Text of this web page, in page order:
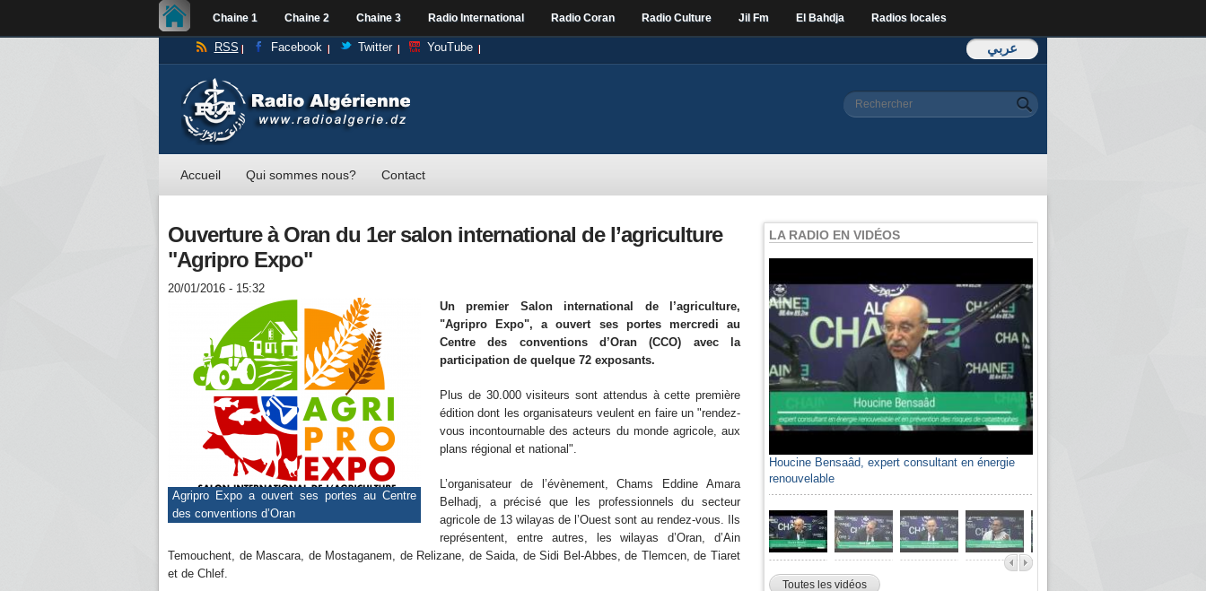
Chaine 1 Chaine 2 Chaine 3 Radio International Radio Coran Radio Culture Jil Fm El Bahdja Radios locales
عربي RSS Facebook Twitter YouTube
Formulaire de
Rechercher
Accueil Qui sommes nous? Contact
Ouverture à Oran du 1er salon international de l’agriculture
"Agripro Expo"
20/01/2016 - 15:32
Agripro Expo a ouvert ses portes au Centre
des conventions d’Oran
Un premier Salon international de l’agriculture,
"Agripro Expo", a ouvert ses portes mercredi au
Centre des conventions d’Oran (CCO) avec la
participation de quelque 72 exposants.
Plus de 30.000 visiteurs sont attendus à cette première
édition dont les organisateurs veulent en faire un "rendez-
vous incontournable des acteurs du monde agricole, aux
plans régional et national".
L’organisateur de l’évènement, Chams Eddine Amara
Belhadj, a précisé que les professionnels du secteur
agricole de 13 wilayas de l’Ouest sont au rendez-vous. Ils
représentent, entre autres, les wilayas d’Oran, d’Ain
Temouchent, de Mascara, de Mostaganem, de Relizane, de Saida, de Sidi Bel-Abbes, de Tlemcen, de Tiaret
et de Chlef.
LA RADIO EN VIDÉOS
Houcine Bensaâd, expert consultant en énergie
renouvelable
Toutes les vidéos